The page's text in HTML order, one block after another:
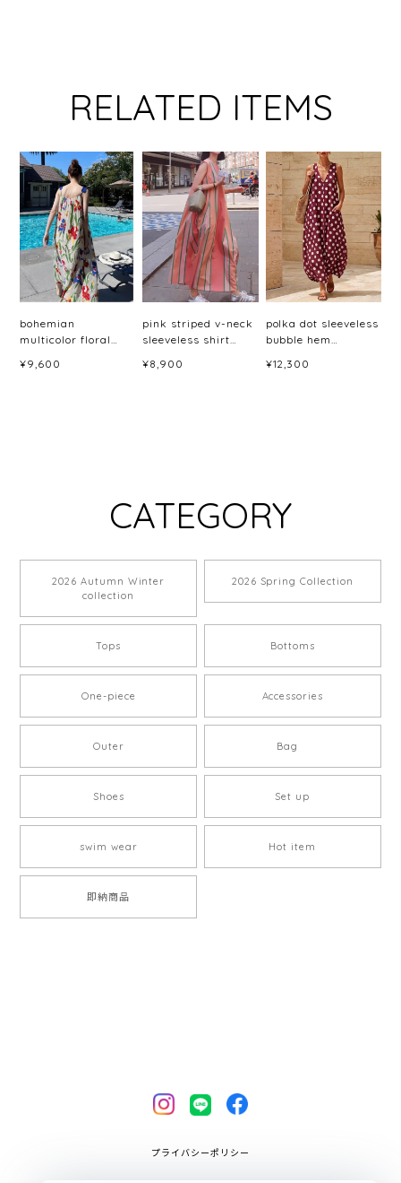
RELATED ITEMS
bohemian
multicolor floral
d10045887＞
¥9,600
pink striped v-neck
sleeveless shirt
¥8,900
polka dot sleeveless
bubble hem
d3060＞
¥12,300
CATEGORY
2026 Autumn Winter
collection
2026 Spring Collection
Tops Bottoms
One-piece Accessories
Outer Bag
Shoes Set up
swim wear Hot item
即納商品
プライバシーポリシー